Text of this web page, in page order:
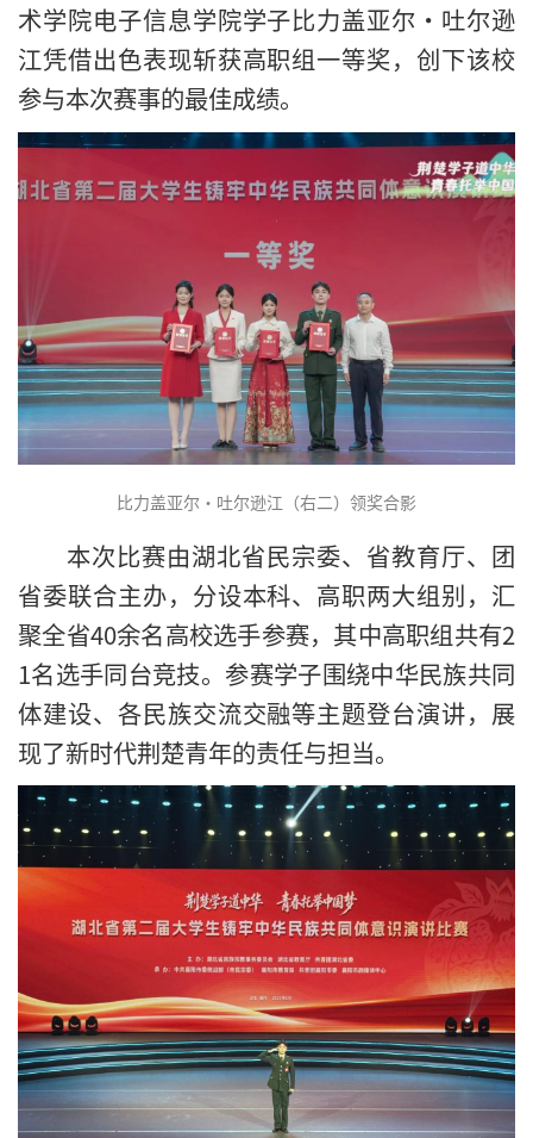
术学院电子信息学院学子比力盖亚尔·吐尔逊
江凭借出色表现斩获高职组一等奖，创下该校
参与本次赛事的最佳成绩。
比力盖亚尔·吐尔逊江（右二）领奖合影
本次比赛由湖北省民宗委、省教育厅、团
省委联合主办，分设本科、高职两大组别，汇
聚全省40余名高校选手参赛，其中高职组共有2
1名选手同台竞技。参赛学子围绕中华民族共同
体建设、各民族交流交融等主题登台演讲，展
现了新时代荆楚青年的责任与担当。